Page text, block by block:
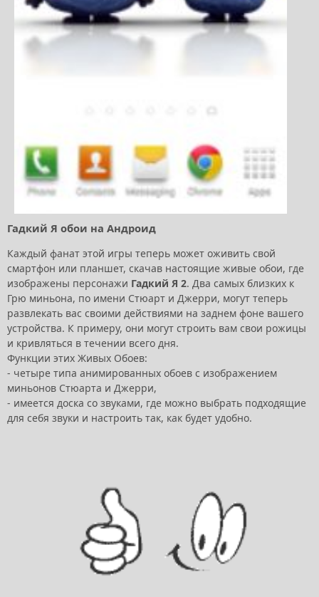
Гадкий Я обои на Андроид
Каждый фанат этой игры теперь может оживить свой
смартфон или планшет, скачав настоящие живые обои, где
изображены персонажи Гадкий Я 2. Два самых близких к
Грю миньона, по имени Стюарт и Джерри, могут теперь
развлекать вас своими действиями на заднем фоне вашего
устройства. К примеру, они могут строить вам свои рожицы
и кривляться в течении всего дня.
Функции этих Живых Обоев:
- четыре типа анимированных обоев с изображением
миньонов Стюарта и Джерри,
- имеется доска со звуками, где можно выбрать подходящие
для себя звуки и настроить так, как будет удобно.